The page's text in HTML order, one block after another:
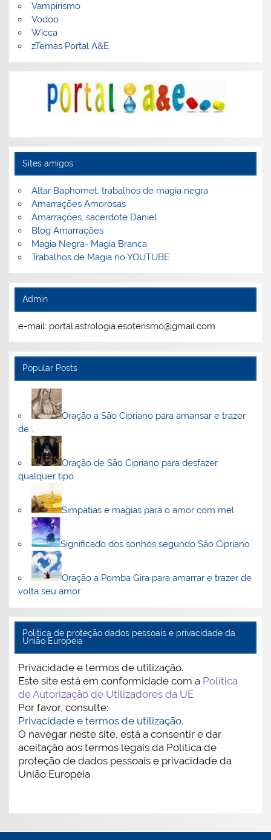
Vampirismo
Vodoo
Wicca
zTemas Portal A&E
Sites amigos
Altar Baphomet, trabalhos de magia negra
Amarrações Amorosas
Amarrações, sacerdote Daniel
Blog Amarrações
Magia Negra- Magia Branca
Trabalhos de Magia no YOUTUBE
Admin
e-mail: portal.astrologia.esoterismo@gmail.com
Popular Posts
Oração a São Cipriano para amansar e trazer
de…
Oração de São Cipriano para desfazer
qualquer tipo…
Simpatias e magias para o amor com mel
Significado dos sonhos segundo São Cipriano
Oração a Pomba Gira para amarrar e trazer de
volta seu amor
Politica de proteção dados pessoais e privacidade da
União Europeia
Privacidade e termos de utilização.
Este site está em conformidade com a Política
de Autorização de Utilizadores da UE
Por favor, consulte:
Privacidade e termos de utilização.
O navegar neste site, está a consentir e dar
aceitação aos termos legais da Política de
proteção de dados pessoais e privacidade da
União Europeia